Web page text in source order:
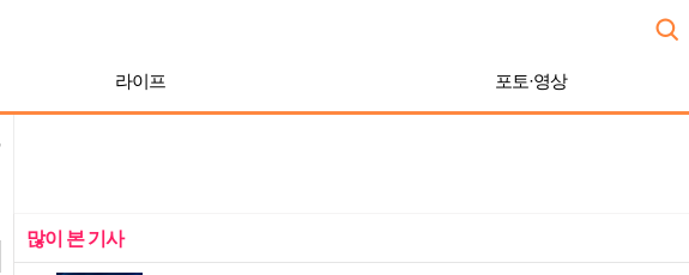
라이프 포토·영상
많이 본 기사